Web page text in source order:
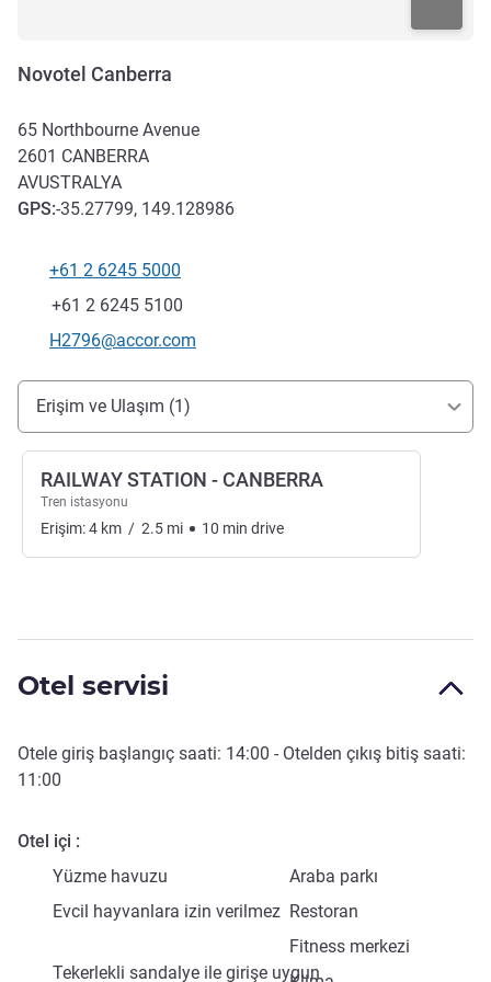
Novotel Canberra
65 Northbourne Avenue
2601 CANBERRA
AVUSTRALYA
GPS:-35.27799, 149.128986
Telefon
+61 2 6245 5000
Faks
+61 2 6245 5100
İletişim için e-posta
H2796@accor.com
Erişim ve ulaşım
Erişim ve Ulaşım (1)
RAILWAY STATION - CANBERRA
Tren istasyonu
Erişim:4 km / 2.5 mi 10 min drive
Otel servisi
Otele giriş başlangıç saati: 14:00 - Otelden çıkış bitiş saati:
11:00
Otel içi
Yüzme havuzu
Araba parkı
Evcil hayvanlara izin verilmez Restoran
Tekerlekli sandalye ile girişe uygun
Fitness merkezi